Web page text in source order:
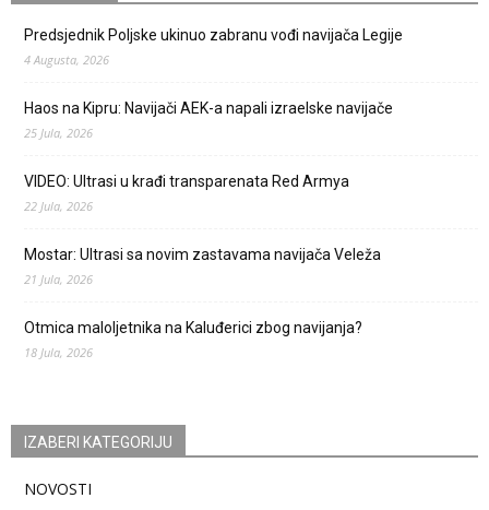
Predsjednik Poljske ukinuo zabranu vođi navijača Legije
4 Augusta, 2026
Haos na Kipru: Navijači AEK-a napali izraelske navijače
25 Jula, 2026
VIDEO: Ultrasi u krađi transparenata Red Armya
22 Jula, 2026
Mostar: Ultrasi sa novim zastavama navijača Veleža
21 Jula, 2026
Otmica maloljetnika na Kaluđerici zbog navijanja?
18 Jula, 2026
IZABERI KATEGORIJU
NOVOSTI